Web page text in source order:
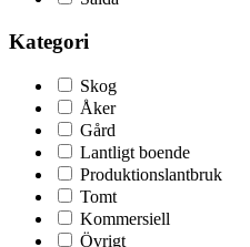
Kategori
Skog
Åker
Gård
Lantligt boende
Produktionslantbruk
Tomt
Kommersiell
Övrigt